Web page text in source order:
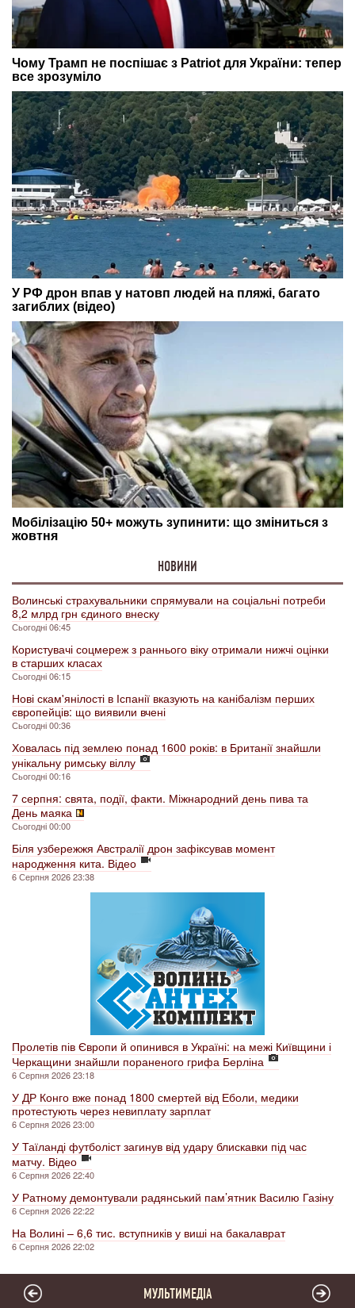
НОВИНИ
Волинські страхувальники спрямували на соціальні потреби
8,2 млрд грн єдиного внеску
Сьогодні 06:45
Користувачі соцмереж з раннього віку отримали нижчі оцінки
в старших класах
Сьогодні 06:15
Нові скам'янілості в Іспанії вказують на канібалізм перших
європейців: що виявили вчені
Сьогодні 00:36
Ховалась під землею понад 1600 років: в Британії знайшли
унікальну римську віллу
Сьогодні 00:16
7 серпня: свята, події, факти. Міжнародний день пива та
День маяка
Сьогодні 00:00
Біля узбережжя Австралії дрон зафіксував момент
народження кита. Відео
6 Серпня 2026 23:38
Пролетів пів Європи й опинився в Україні: на межі Київщини і
Черкащини знайшли пораненого грифа Берліна
6 Серпня 2026 23:18
У ДР Конго вже понад 1800 смертей від Еболи, медики
протестують через невиплату зарплат
6 Серпня 2026 23:00
У Таїланді футболіст загинув від удару блискавки під час
матчу. Відео
6 Серпня 2026 22:40
У Ратному демонтували радянський пам’ятник Василю Газіну
6 Серпня 2026 22:22
На Волині – 6,6 тис. вступників у виші на бакалаврат
6 Серпня 2026 22:02
МУЛЬТИМЕДІА